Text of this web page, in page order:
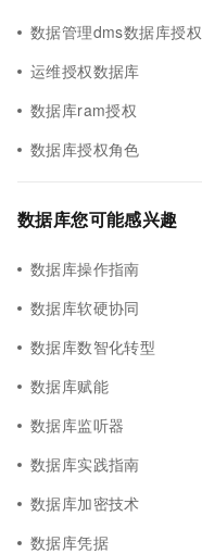
数据管理dms数据库授权
运维授权数据库
数据库ram授权
数据库授权角色
数据库您可能感兴趣
数据库操作指南
数据库软硬协同
数据库数智化转型
数据库赋能
数据库监听器
数据库实践指南
数据库加密技术
数据库凭据